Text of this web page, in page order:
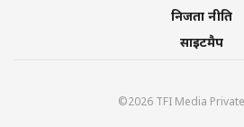
निजता नीति
साइटमैप
©2026 TFI Media